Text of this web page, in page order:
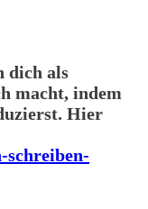
dich als
macht, indem
Hier